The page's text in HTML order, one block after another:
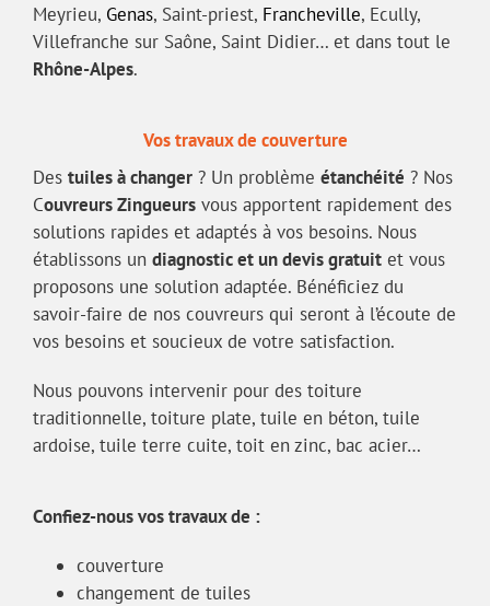
Meyrieu, Genas, Saint-priest, Francheville, Ecully,
Villefranche sur Saône, Saint Didier… et dans tout le
Rhône-Alpes.
Vos travaux de couverture
Des tuiles à changer ? Un problème étanchéité ? Nos
Couvreurs Zingueurs vous apportent rapidement des
solutions rapides et adaptés à vos besoins. Nous
établissons un diagnostic et un devis gratuit et vous
proposons une solution adaptée. Bénéficiez du
savoir-faire de nos couvreurs qui seront à l’écoute de
vos besoins et soucieux de votre satisfaction.
Nous pouvons intervenir pour des toiture
traditionnelle, toiture plate, tuile en béton, tuile
ardoise, tuile terre cuite, toit en zinc, bac acier…
Confiez-nous vos travaux de :
couverture
changement de tuiles